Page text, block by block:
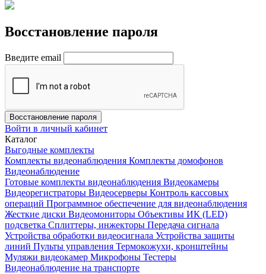
Восстановление пароля
Введите email
Восстановление пароля
Войти в личный кабинет
Каталог
Выгодные комплекты
Комплекты видеонаблюдения Комплекты домофонов
Видеонаблюдение
Готовые комплекты видеонаблюдения Видеокамеры
Видеорегистраторы Видеосерверы Контроль кассовых
операций Программное обеспечение для видеонаблюдения
Жесткие диски Видеомониторы Объективы ИК (LED)
подсветка Сплиттеры, инжекторы Передача сигнала
Устройства обработки видеосигнала Устройства защиты
линий Пульты управления Термокожухи, кронштейны
Муляжи видеокамер Микрофоны Тестеры
Видеонаблюдение на транспорте